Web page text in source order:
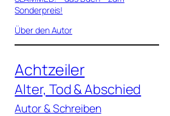
Sonderpreis!
Über den Autor
Achtzeiler
Alter, Tod & Abschied
Autor & Schreiben